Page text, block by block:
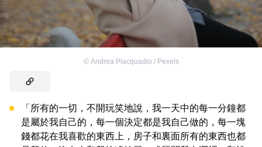
© Andrea Piacquadio / Pexels
「所有的一切，不開玩笑地說，我一天中的每一分鐘都
是屬於我自己的，每一個決定都是我自己做的，每一塊
錢都花在我喜歡的東西上，房子和裏面所有的東西也都